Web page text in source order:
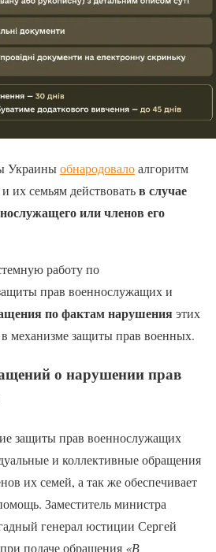
Украиныобнародовалоалгоритм
их семьям действоватьв случае
или членов его
работу по
прав военнослужащих и
по фактам нарушенияэтих
в механизме защиты прав военных.
о нарушении прав
защиты прав военнослужащих
и коллективные обращения
их семей, а так же обеспечивает
Заместитель министра
генерал юстиции Сергей
подаче обращения «В